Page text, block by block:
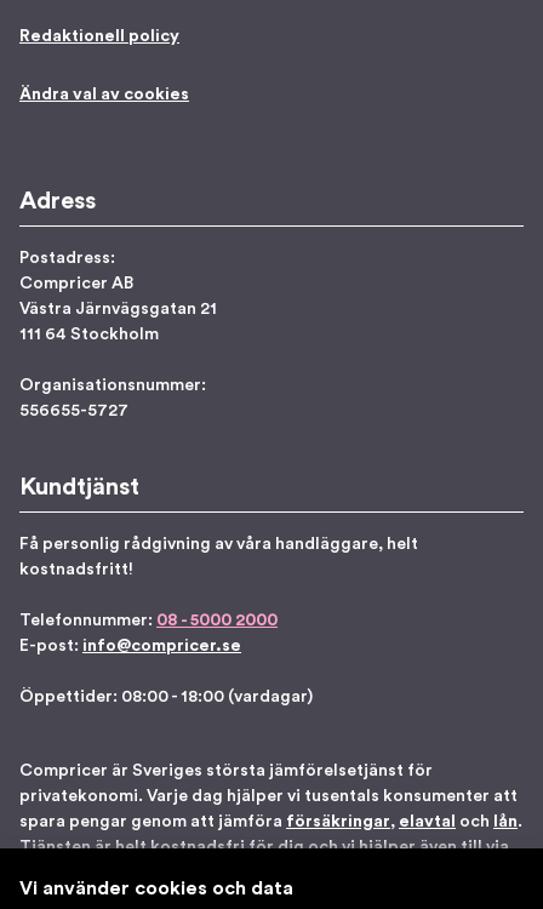
Redaktionell policy
Ändra val av cookies
Adress
Postadress:
Compricer AB
Västra Järnvägsgatan 21
111 64 Stockholm
Organisationsnummer:
556655-5727
Kundtjänst
Få personlig rådgivning av våra handläggare, helt
kostnadsfritt!
Telefonnummer: 08 - 5000 2000
E-post: info@compricer.se
Öppettider: 08:00 - 18:00 (vardagar)
Compricer är Sveriges största jämförelsetjänst för
privatekonomi. Varje dag hjälper vi tusentals konsumenter att
spara pengar genom att jämföra försäkringar, elavtal och lån.
Tjänsten är helt kostnadsfri för dig och vi hjälper även till via
försäkringsdistributör hos Bolagsverket samt står under
Vi använder cookies och data